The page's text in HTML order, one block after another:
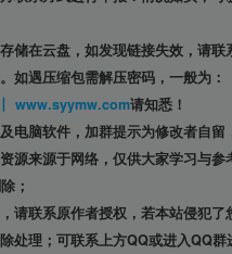
储在云盘，如发现链接失效，请联
如遇压缩包需解压密码，一般为：
www.dsary.com 丨 www.syymw.com请知悉！
电脑软件，加群提示为修改者自留
源来源于网络，仅供大家学习与参
；
请联系原作者授权，若本站侵犯了
处理；可联系上方QQ或进入QQ群